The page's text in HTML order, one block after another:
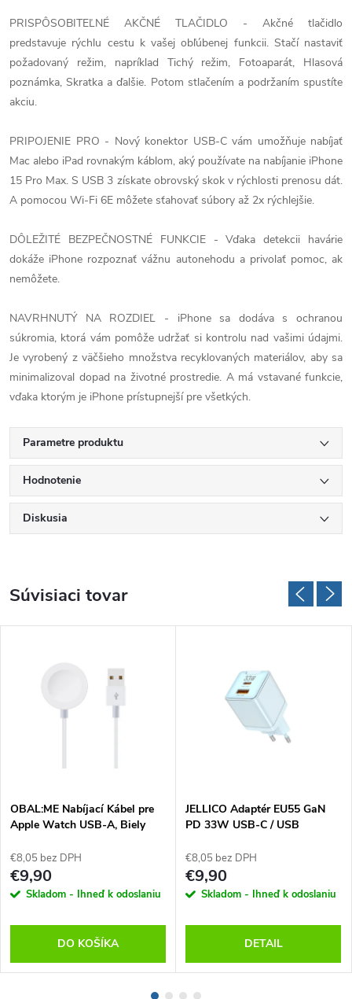
PRISPÔSOBITEĽNÉ AKČNÉ TLAČIDLO - Akčné tlačidlo
predstavuje rýchlu cestu k vašej obľúbenej funkcii. Stačí nastaviť
požadovaný režim, napríklad Tichý režim, Fotoaparát, Hlasová
poznámka, Skratka a ďalšie. Potom stlačením a podržaním spustíte
akciu.
PRIPOJENIE PRO - Nový konektor USB-C vám umožňuje nabíjať
Mac alebo iPad rovnakým káblom, aký používate na nabíjanie iPhone
15 Pro Max. S USB 3 získate obrovský skok v rýchlosti prenosu dát.
A pomocou Wi-Fi 6E môžete sťahovať súbory až 2x rýchlejšie.
DÔLEŽITÉ BEZPEČNOSTNÉ FUNKCIE - Vďaka detekcii havárie
dokáže iPhone rozpoznať vážnu autonehodu a privolať pomoc, ak
nemôžete.
NAVRHNUTÝ NA ROZDIEĽ - iPhone sa dodáva s ochranou
súkromia, ktorá vám pomôže udržať si kontrolu nad vašimi údajmi.
Je vyrobený z väčšieho množstva recyklovaných materiálov, aby sa
minimalizoval dopad na životné prostredie. A má vstavané funkcie,
vďaka ktorým je iPhone prístupnejší pre všetkých.
Parametre produktu
Hodnotenie
Diskusia
Súvisiaci tovar
OBAL:ME Nabíjací Kábel pre
Apple Watch USB-A, Biely
€8,05 bez DPH
€9,90
Skladom - Ihneď k odoslaniu
DO KOŠÍKA
JELLICO Adaptér EU55 GaN
PD 33W USB-C / USB
€8,05 bez DPH
€9,90
Skladom - Ihneď k odoslaniu
DETAIL